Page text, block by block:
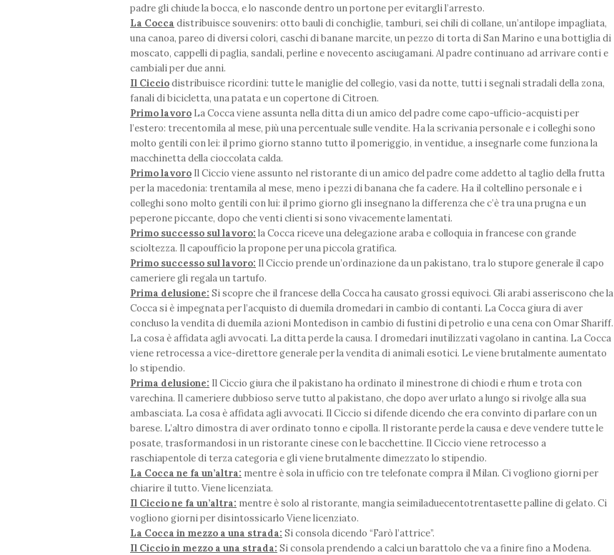
padre gli chiude la bocca, e lo nasconde dentro un portone per evitargli l’arresto.
La Cocca distribuisce souvenirs: otto bauli di conchiglie, tamburi, sei chili di collane, un’antilope impagliata,
una canoa, pareo di diversi colori, caschi di banane marcite, un pezzo di torta di San Marino e una bottiglia di
moscato, cappelli di paglia, sandali, perline e novecento asciugamani. Al padre continuano ad arrivare conti e
cambiali per due anni.
Il Cicciodistribuisce ricordini: tutte le maniglie del collegio, vasi da notte, tutti i segnali stradali della zona,
fanali di bicicletta, una patata e un copertone di Citroen.
Primo lavoro La Cocca viene assunta nella ditta di un amico del padre come capo-ufficio-acquisti per
l’estero: trecentomila al mese, più una percentuale sulle vendite. Ha la scrivania personale e i colleghi sono
molto gentili con lei: il primo giorno stanno tutto il pomeriggio, in ventidue, a insegnarle come funziona la
macchinetta della cioccolata calda.
Primo lavoro Il Ciccio viene assunto nel ristorante di un amico del padre come addetto al taglio della frutta
per la macedonia: trentamila al mese, meno i pezzi di banana che fa cadere. Ha il coltellino personale e i
colleghi sono molto gentili con lui: il primo giorno gli insegnano la differenza che c’è tra una prugna e un
peperone piccante, dopo che venti clienti si sono vivacemente lamentati.
Primo successo sul lavoro: la Cocca riceve una delegazione araba e colloquia in francese con grande
scioltezza. Il capoufficio la propone per una piccola gratifica.
Primo successo sul lavoro: Il Ciccio prende un’ordinazione da un pakistano, tra lo stupore generale il capo
cameriere gli regala un tartufo.
Prima delusione: Si scopre che il francese della Cocca ha causato grossi equivoci. Gli arabi asseriscono che la
Cocca si è impegnata per l’acquisto di duemila dromedari in cambio di contanti. La Cocca giura di aver
concluso la vendita di duemila azioni Montedison in cambio di fustini di petrolio e una cena con Omar Shariff.
La cosa è affidata agli avvocati. La ditta perde la causa. I dromedari inutilizzati vagolano in cantina. La Cocca
viene retrocessa a vice-direttore generale per la vendita di animali esotici. Le viene brutalmente aumentato
lo stipendio.
Prima delusione: Il Ciccio giura che il pakistano ha ordinato il minestrone di chiodi e rhum e trota con
varechina. Il cameriere dubbioso serve tutto al pakistano, che dopo aver urlato a lungo si rivolge alla sua
ambasciata. La cosa è affidata agli avvocati. Il Ciccio si difende dicendo che era convinto di parlare con un
barese. L’altro dimostra di aver ordinato tonno e cipolla. Il ristorante perde la causa e deve vendere tutte le
posate, trasformandosi in un ristorante cinese con le bacchettine. Il Ciccio viene retrocesso a
raschiapentole di terza categoria e gli viene brutalmente dimezzato lo stipendio.
La Cocca ne fa un’altra: mentre è sola in ufficio con tre telefonate compra il Milan. Ci vogliono giorni per
chiarire il tutto. Viene licenziata.
Il Ciccio ne fa un’altra: mentre è solo al ristorante, mangia seimiladuecentotrentasette palline di gelato. Ci
vogliono giorni per disintossicarlo Viene licenziato.
La Cocca in mezzo a una strada: Si consola dicendo “Farò l’attrice”.
Il Ciccio in mezzo a una strada: Si consola prendendo a calci un barattolo che va a finire fino a Modena.